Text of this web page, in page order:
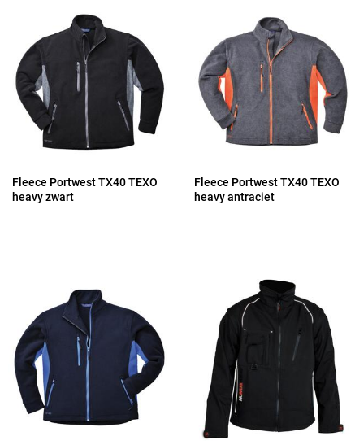
Fleece Portwest TX40 TEXO
heavy zwart
Fleece Portwest TX40 TEXO
heavy antraciet